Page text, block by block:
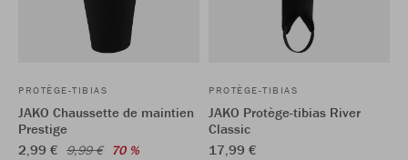
PROTÈGE-TIBIAS
JAKO Chaussette de maintien
Prestige
2,99 € 9,99 € 70 %
PROTÈGE-TIBIAS
JAKO Protège-tibias River
Classic
17,99 €